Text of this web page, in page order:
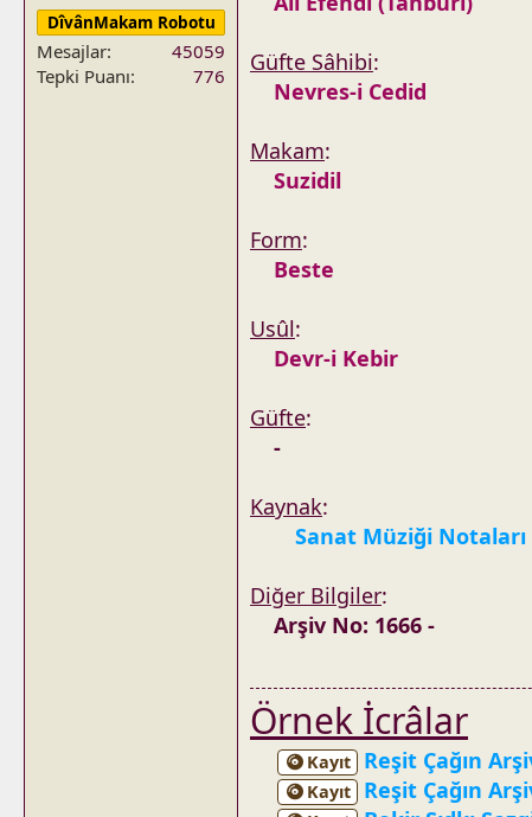
DîvânMakam Robotu
Mesajlar
45059
Tepki Puanı
776 Güfte Sâhibi:
Nevres-i Cedid
Makam:
Suzidil
Form:
Beste
Usûl:
Devr-i Kebir
Güfte:
-
Kaynak:
Sanat Müziği Notaları
Diğer Bilgiler:
Arşiv No: 1666 -
Örnek İcrâlar
Kayıt Reşit Çağın
Kayıt Reşit Çağın